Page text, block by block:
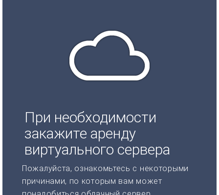
При необходимости
закажите аренду
виртуального сервера
Пожалуйста, ознакомьтесь с некоторыми
причинами, по которым вам может